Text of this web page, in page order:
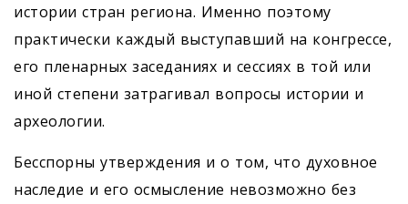
истории стран региона. Именно поэтому
практически каждый выступавший на конгрессе,
его пленарных заседаниях и сессиях в той или
иной степени затрагивал вопросы истории и
археологии.
Бесспорны утверждения и о том, что духовное
наследие и его осмысление невозможно без